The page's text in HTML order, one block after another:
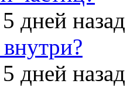
дней назад
дней назад